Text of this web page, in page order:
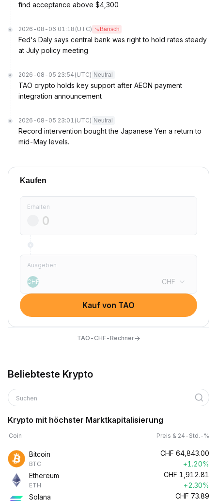
find acceptance above $4,300
2026-08-06 01:18 (UTC) Bärisch
Fed's Daly says central bank was right to hold rates steady
at July policy meeting
2026-08-05 23:54 (UTC) Neutral
TAO crypto holds key support after AEON payment
integration announcement
2026-08-05 23:01 (UTC) Neutral
Record intervention bought the Japanese Yen a return to
mid-May levels.
Kaufen
Erhalten
Ausgeben
CHF CHF
Kauf von TAO
TAO-CHF-Rechner→
Beliebteste Krypto
Suchen
Krypto mit höchster Marktkapitalisierung
Coin Preis & 24-Std.-%
Bitcoin
BTC
CHF 64,843.00
+1.20%
Ethereum
ETH
CHF 1,912.81
+2.30%
Solana
CHF 73.89